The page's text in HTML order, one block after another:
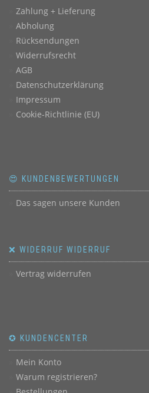
Zahlung + Lieferung
Abholung
Rücksendungen
Widerrufsrecht
AGB
Datenschutzerklärung
Impressum
Cookie-Richtlinie (EU)
😍 KUNDENBEWERTUNGEN
Das sagen unsere Kunden
❌ WIDERRUF WIDERRUF
Vertrag widerrufen
✪ KUNDENCENTER
Mein Konto
Warum registrieren?